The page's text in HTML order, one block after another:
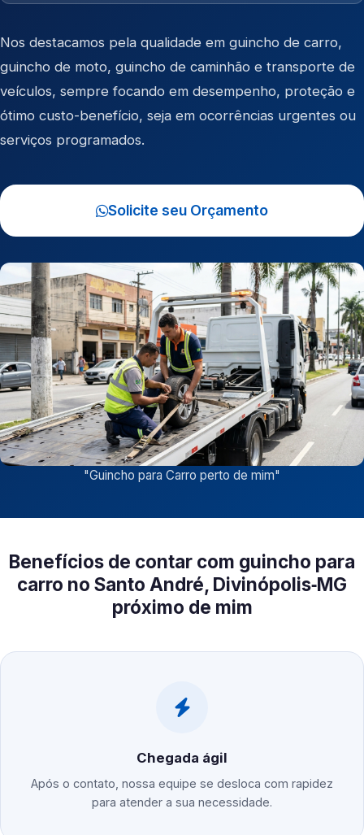
Nos destacamos pela qualidade em guincho de carro,
guincho de moto, guincho de caminhão e transporte de
veículos, sempre focando em desempenho, proteção e
ótimo custo-benefício, seja em ocorrências urgentes ou
serviços programados.
Solicite seu Orçamento
"Guincho para Carro perto de mim"
Benefícios de contar com guincho para
carro no Santo André, Divinópolis‑MG
próximo de mim
Chegada ágil
Após o contato, nossa equipe se desloca com rapidez
para atender a sua necessidade.